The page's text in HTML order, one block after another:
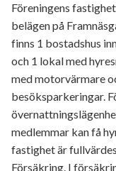
Föreningens
belägen på
finns 1 bostadshus
och 1 lokal med
med motorvärmare
besöksparkeringar.
medlemmar kan få
fastighet är
Försäkring. I